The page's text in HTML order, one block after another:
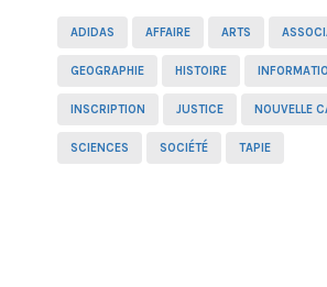
ADIDAS AFFAIRE ARTS
GEOGRAPHIE HISTOIRE
INSCRIPTION JUSTICE NOUVELLE
SCIENCES SOCIÉTÉ TAPIE